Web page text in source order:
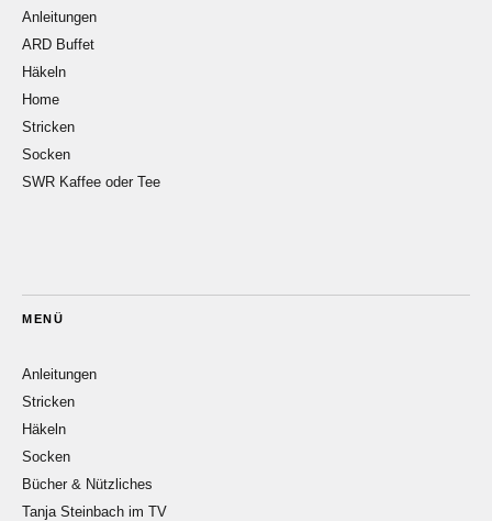
Anleitungen
ARD Buffet
Häkeln
Home
Stricken
Socken
SWR Kaffee oder Tee
MENÜ
Anleitungen
Stricken
Häkeln
Socken
Bücher & Nützliches
Tanja Steinbach im TV